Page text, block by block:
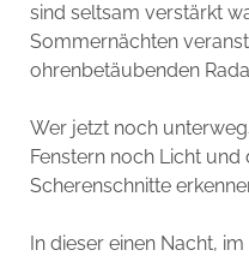
sind seltsam verstärkt
Sommernächten
ohrenbetäubenden
Wer jetzt noch
Fenstern noch Licht
Scherenschnitte
In dieser einen Nacht,